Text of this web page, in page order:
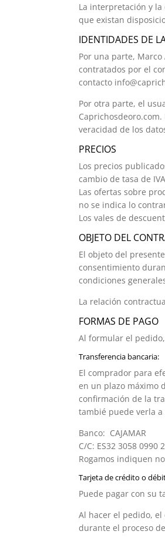
La interpretación y la
que existan
IDENTIDADES DE
Por una parte,
contratados por el
contacto
Por otra parte, el
veracidad de los
PRECIOS
Los precios
cambio de tasa de
Las ofertas sobre
no se indica lo
Los vales de
OBJETO DEL
El objeto del
consentimiento
condiciones
La relación
FORMAS DE PAGO
Al formular el
Transferencia bancaria:
El comprador para
en un plazo máximo
confirmación de la
tambié puede verla
Banco: CAJAMAR
C/C: ES32 3058 0990
Rogamos indiquen
Tarjeta de crédito o
Puede pagar con su
Al hacer el pedido,
durante el proceso